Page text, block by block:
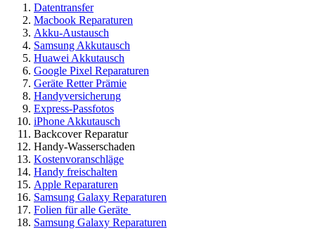
Datentransfer
Macbook Reparaturen
Akku-Austausch
Samsung Akkutausch
Huawei Akkutausch
Google Pixel Reparaturen
Geräte Retter Prämie
Handyversicherung
Express-Passfotos
iPhone Akkutausch
Backcover Reparatur
Handy-Wasserschaden
Kostenvoranschläge
Handy freischalten
Apple Reparaturen
Samsung Galaxy Reparaturen
Folien für alle Geräte
Samsung Galaxy Reparaturen